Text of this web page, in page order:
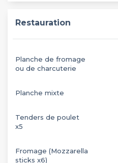
Restauration
Planche de fromage
ou de charcuterie
Planche mixte
Tenders de poulet
x5
Fromage (Mozzarella
sticks x6)